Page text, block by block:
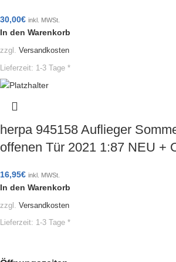
30,00€ inkl. MWSt.
In den Warenkorb
zzgl. Versandkosten
Lieferzeit: 1-3 Tage *
herpa 945158 Auflieger
offenen Tür 2021 1:87 NEU +
16,95€ inkl. MWSt.
In den Warenkorb
zzgl. Versandkosten
Lieferzeit: 1-3 Tage *